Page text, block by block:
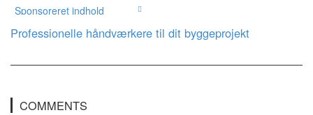
Sponsoreret indhold
Professionelle håndværkere til dit byggeprojekt
COMMENTS